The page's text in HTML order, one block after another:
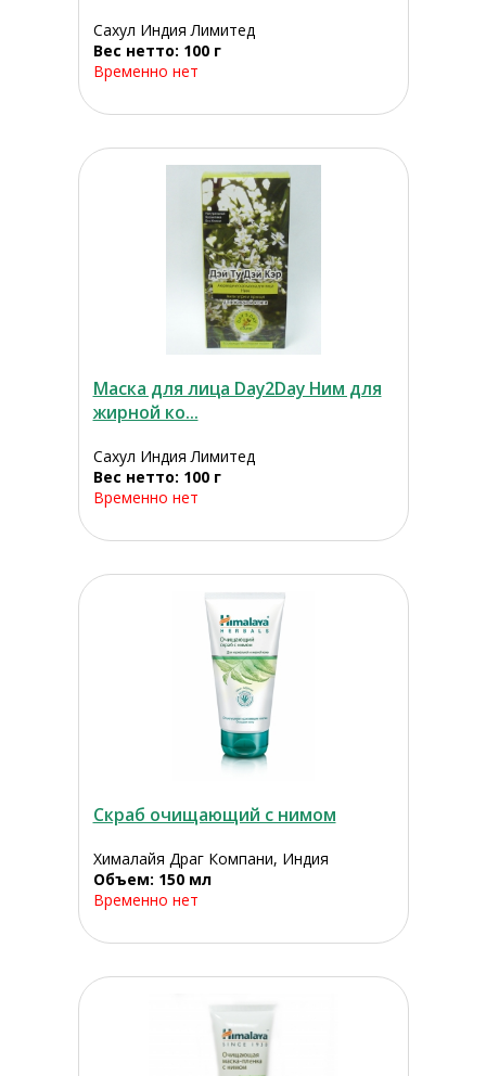
Сахул Индия Лимитед
Вес нетто: 100 г
Временно нет
Маска для лица Day2Day Ним для
жирной ко...
Сахул Индия Лимитед
Вес нетто: 100 г
Временно нет
Скраб очищающий с нимом
Хималайя Драг Компани, Индия
Объем: 150 мл
Временно нет